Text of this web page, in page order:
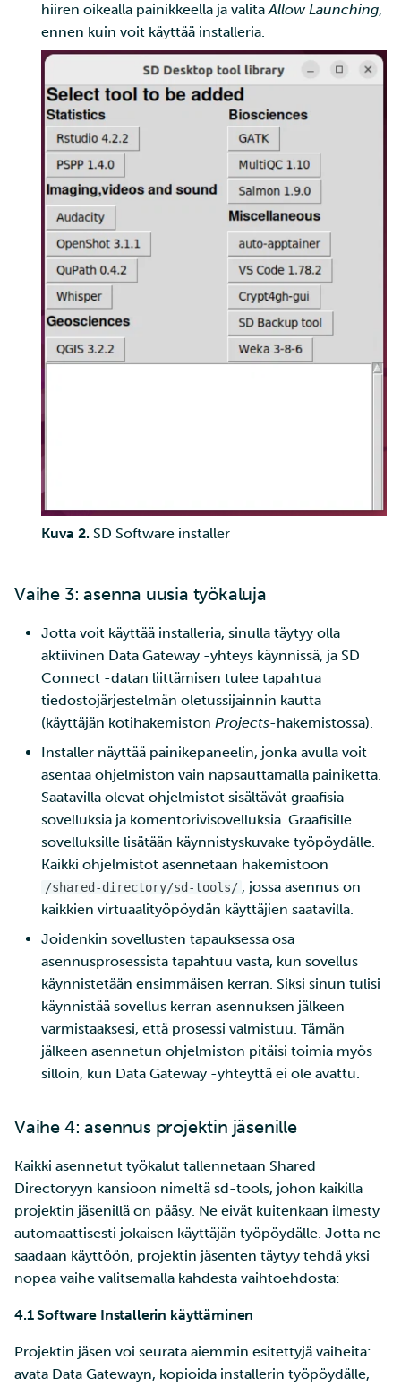
hiiren oikealla painikkeella ja valitaAllow Launching,
ennen kuin voit käyttää installeria.
Kuva 2. SD Software installer
Vaihe 3: asenna uusia työkaluja
Jotta voit käyttää installeria, sinulla täytyy olla
aktiivinen Data Gateway -yhteys käynnissä, ja SD
Connect -datan liittämisen tulee tapahtua
tiedostojärjestelmän oletussijainnin kautta
(käyttäjän kotihakemiston Projects-hakemistossa).
Installer näyttää painikepaneelin, jonka avulla voit
asentaa ohjelmiston vain napsauttamalla painiketta.
Saatavilla olevat ohjelmistot sisältävät graafisia
sovelluksia ja komentorivisovelluksia. Graafisille
sovelluksille lisätään käynnistyskuvake työpöydälle.
Kaikki ohjelmistot asennetaan hakemistoon
/shared-directory/sd-tools/ , jossa asennus on
kaikkien virtuaalityöpöydän käyttäjien saatavilla.
Joidenkin sovellusten tapauksessa osa
asennusprosessista tapahtuu vasta, kun sovellus
käynnistetään ensimmäisen kerran. Siksi sinun tulisi
käynnistää sovellus kerran asennuksen jälkeen
varmistaaksesi, että prosessi valmistuu. Tämän
jälkeen asennetun ohjelmiston pitäisi toimia myös
silloin, kun Data Gateway -yhteyttä ei ole avattu.
Vaihe 4: asennus projektin jäsenille
Kaikki asennetut työkalut tallennetaan Shared
Directoryyn kansioon nimeltä sd-tools, johon kaikilla
projektin jäsenillä on pääsy. Ne eivät kuitenkaan ilmesty
automaattisesti jokaisen käyttäjän työpöydälle. Jotta ne
saadaan käyttöön, projektin jäsenten täytyy tehdä yksi
nopea vaihe valitsemalla kahdesta vaihtoehdosta:
4.1 Software Installerin käyttäminen
Projektin jäsen voi seurata aiemmin esitettyjä vaiheita:
avata Data Gatewayn, kopioida installerin työpöydälle,